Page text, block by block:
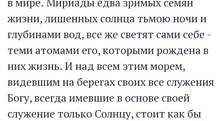
жизни, лишенных солнца тьмою ночи и
глубинами вод, все же светят сами себе -
теми атомами его, которыми рождена в
них жизнь. И над всем этим морем,
видевшим на берегах своих все служения
Богу, всегда имевшие в основе своей
служение только Солнцу, стоит как бы